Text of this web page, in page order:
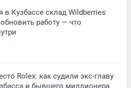
Кузбассе склад Wildberries
работу — что
Rolex: как судили экс-главу
и бывшего миллионера